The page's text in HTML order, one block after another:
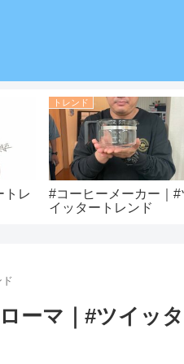
トレ
トレンド
#コーヒーメーカー｜#
イッタートレンド
ド
ーマ｜#ツイッ